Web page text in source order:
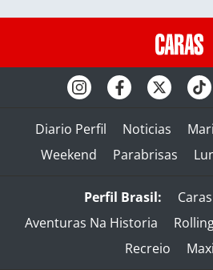
Diario Perfil Noticias
Weekend
Parabrisas
Perfil Brasil: Caras
Aventuras Na Historia
Recreio